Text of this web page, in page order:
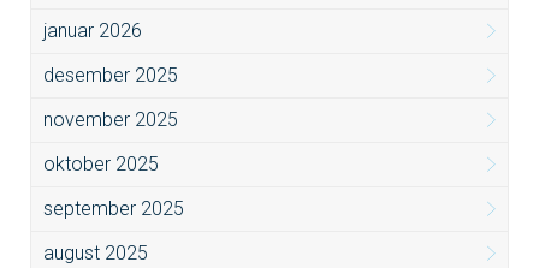
januar 2026
desember 2025
november 2025
oktober 2025
september 2025
august 2025